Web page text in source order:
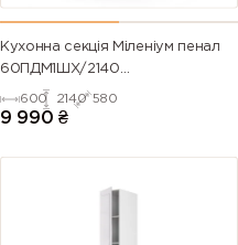
Кухонна секція Міленіум пенал
60ПДМ1ШХ/2140
Духовка+Мікрохвильовка Pro
Blum+Hettich ЛІВА(Білий/
600 2140 580
9 990 ₴